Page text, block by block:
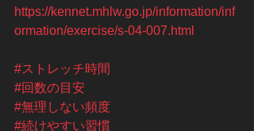
https://kennet.mhlw.go.jp/information/inf
ormation/exercise/s-04-007.html
#ストレッチ時間
#回数の目安
#無理しない頻度
#続けやすい習慣